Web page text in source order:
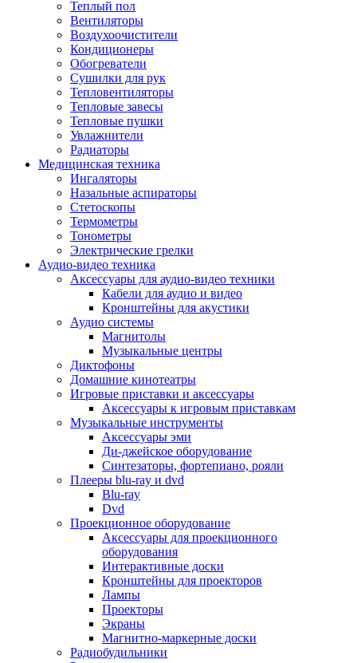
Системы и компоненты hi-fi
Компоненты hi-fi
Плееры и аксессуары
Плееры
Фото и видеокамеры
Фотоаппараты
Зеркальные фотоаппараты
Экшн-камеры
Аксессуары для фото- видео техники
Штативы
Чехлы и сумки
Другое
Фоторамки
Аксессуары
Для воздухоочистителей и
Для вытяжек
Для климатической техники
Для кофейного оборудования
Для крупной бытовой техники
Для кухонной техники
Для медицинского оборудования
Для микроволновок
Для пылесосов
Для техники по уходу за одеждой
Для техники по уходу за собой
Для фильтров воды
Дополнительные принадлежности
Телевизоры и аксессуары
Телевизоры
Аксессуары для телевизоров
Комплекты спутникового тв
Кронштейны и подставки для тв
Приставки smart box
Прочие аксессуары для тв
Пульты ду
Тв антенны
Цифровые тв ресиверы
Профессиональные панели
Теплый пол
Вентиляторы
Воздухоочистители
Кондиционеры
Обогреватели
Сушилки для рук
Тепловентиляторы
Тепловые завесы
Тепловые пушки
Увлажнители
Радиаторы
Медицинская техника
Ингаляторы
Назальные аспираторы
Стетоскопы
Термометры
Тонометры
Электрические грелки
Аудио-видео техника
Аксессуары для аудио-видео техники
Кабели для аудио и видео
Кронштейны для акустики
Аудио системы
Магнитолы
Музыкальные центры
Диктофоны
Домашние кинотеатры
Игровые приставки и аксессуары
Аксессуары к игровым приставкам
Музыкальные инструменты
Аксессуары эми
Ди-джейское оборудование
Синтезаторы, фортепиано, рояли
Плееры blu-ray и dvd
Blu-ray
Dvd
Проекционное оборудование
Аксессуары для проекционного
оборудования
Интерактивные доски
Кронштейны для проекторов
Лампы
Проекторы
Экраны
Магнитно-маркерные доски
Радиобудильники